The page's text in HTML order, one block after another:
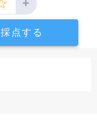
+
採点する